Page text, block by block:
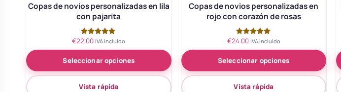
Copas de novios personalizadas en lila
con pajarita
Valorado
de 5
€22.00 IVA incluido
Seleccionar opciones
Vista rápida
Copas de novios personalizadas en
rojo con corazón de rosas
Valorado
de 5
€24.00 IVA incluido
Seleccionar opciones
Vista rápida